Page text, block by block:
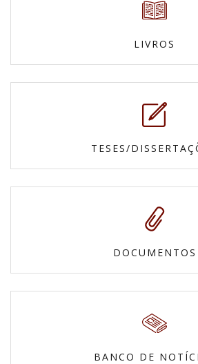
LIVROS
TESES/
DOCUMENTOS
BANCO DE